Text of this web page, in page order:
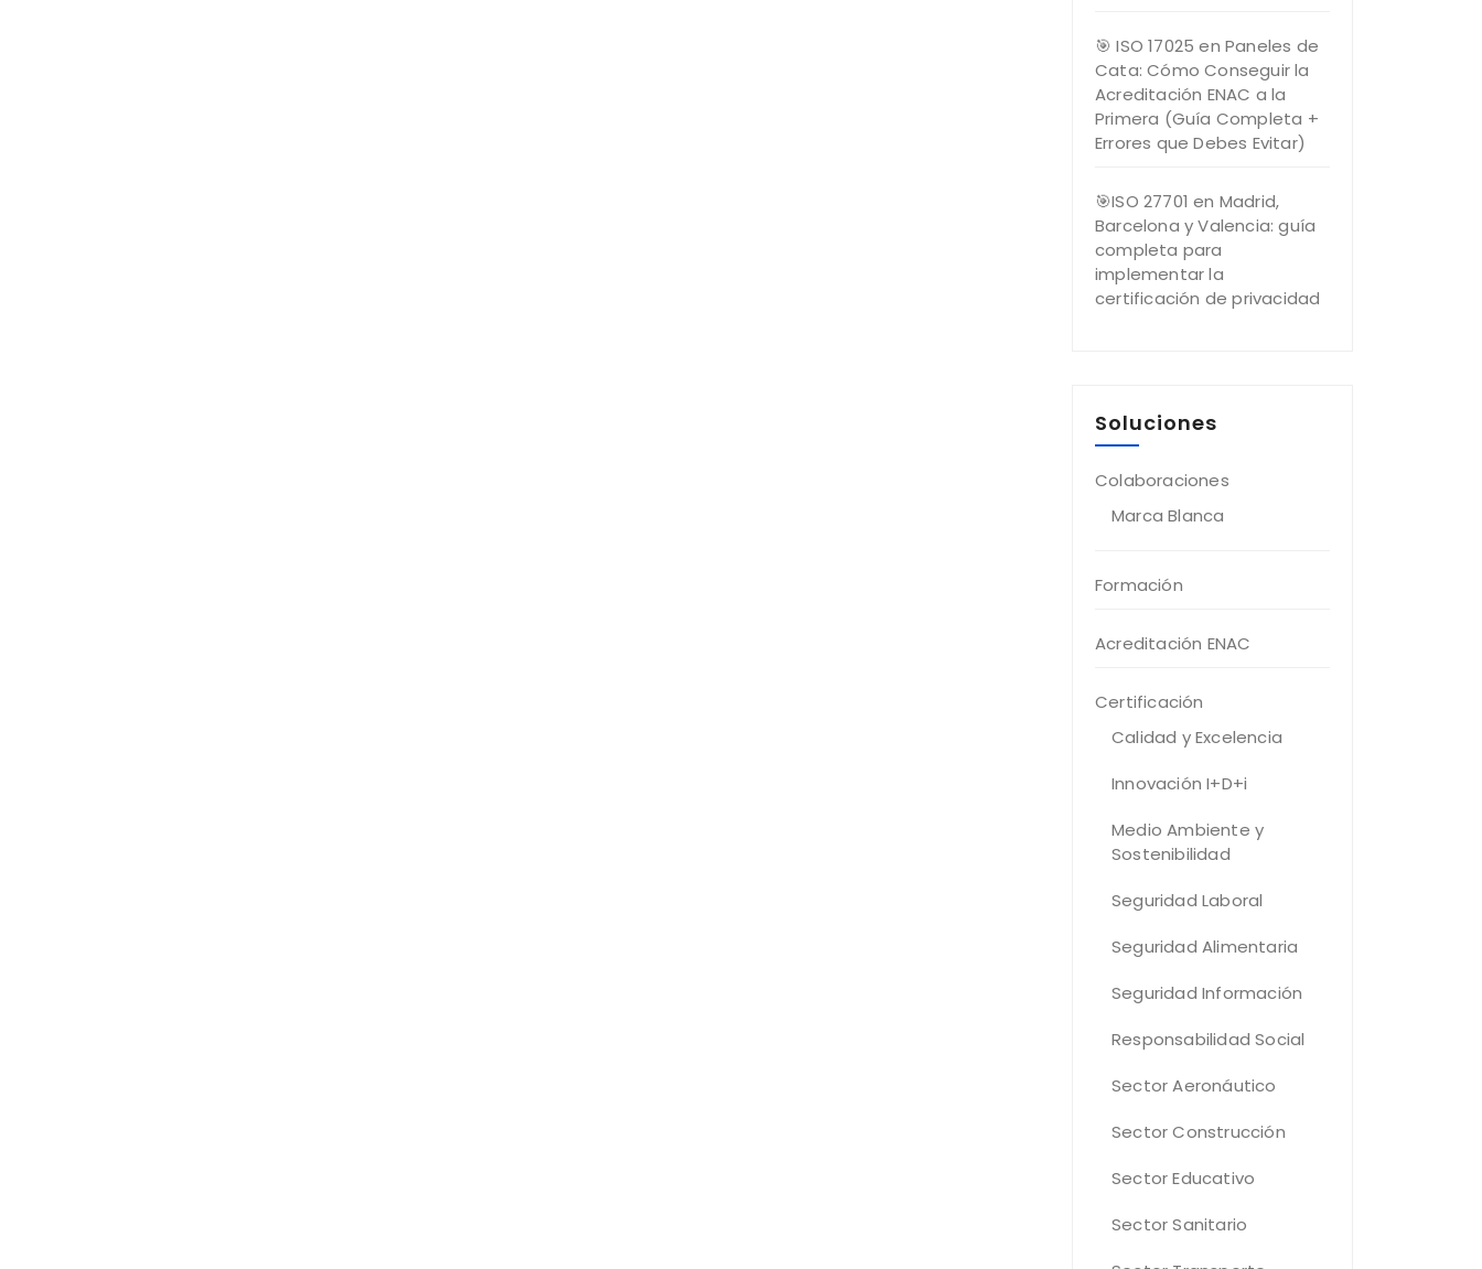
🎯 ISO 17025 en Paneles de
Cata: Cómo Conseguir la
Acreditación ENAC a la
Primera (Guía Completa +
Errores que Debes Evitar)
🎯ISO 27701 en Madrid,
Barcelona y Valencia: guía
completa para
implementar la
certificación de privacidad
Soluciones
Colaboraciones
Marca Blanca
Formación
Acreditación ENAC
Certificación
Calidad y Excelencia
Innovación I+D+i
Medio Ambiente y
Sostenibilidad
Seguridad Laboral
Seguridad Alimentaria
Seguridad Información
Responsabilidad Social
Sector Aeronáutico
Sector Construcción
Sector Educativo
Sector Sanitario